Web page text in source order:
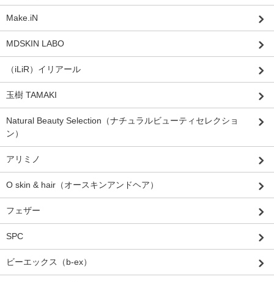
Make.iN
MDSKIN LABO
（iLiR）イリアール
玉樹 TAMAKI
Natural Beauty Selection（ナチュラルビューティセレクショ
ン）
アリミノ
O skin & hair（オースキンアンドヘア）
フェザー
SPC
ビーエックス（b-ex）